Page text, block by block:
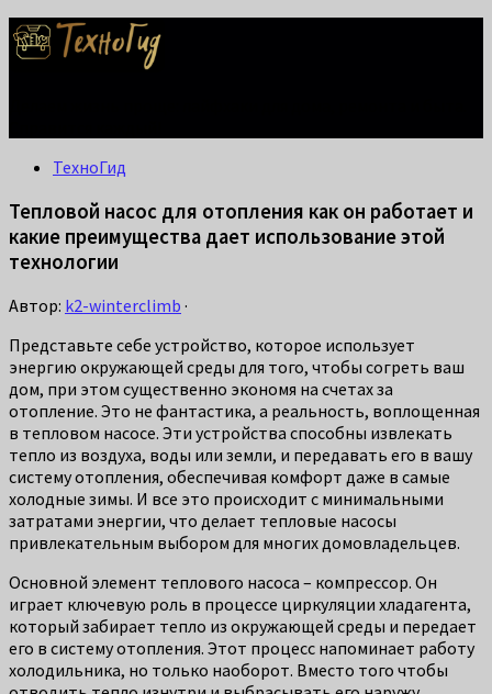
ТехноГид
Тепловой насос для отопления как он работает и
какие преимущества дает использование этой
технологии
Автор: k2-winterclimb ·
Представьте себе устройство, которое использует
энергию окружающей среды для того, чтобы согреть ваш
дом, при этом существенно экономя на счетах за
отопление. Это не фантастика, а реальность, воплощенная
в тепловом насосе. Эти устройства способны извлекать
тепло из воздуха, воды или земли, и передавать его в вашу
систему отопления, обеспечивая комфорт даже в самые
холодные зимы. И все это происходит с минимальными
затратами энергии, что делает тепловые насосы
привлекательным выбором для многих домовладельцев.
Основной элемент теплового насоса – компрессор. Он
играет ключевую роль в процессе циркуляции хладагента,
который забирает тепло из окружающей среды и передает
его в систему отопления. Этот процесс напоминает работу
холодильника, но только наоборот. Вместо того чтобы